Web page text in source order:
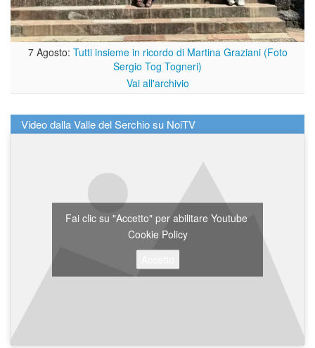
7 Agosto: Tutti insieme in ricordo di Martina Graziani (Foto
Sergio Tog Togneri)
Vai all'archivio
Video dalla Valle del Serchio su NoiTV
Fai clic su "Accetto" per abilitare Youtube
Cookie Policy